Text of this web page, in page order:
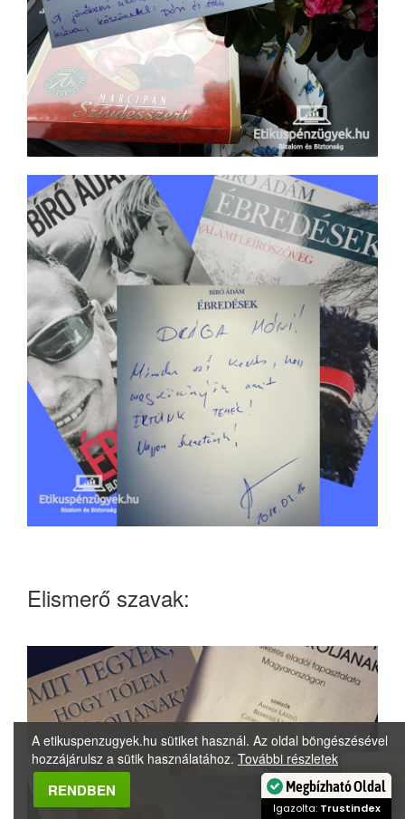
Elismerő szavak:
A etikuspenzugyek.hu sütiket használ. Az oldal böngészésével
hozzájárulsz a sütik használatához. További részletek
RENDBEN Megbízható Oldal
Igazolta: Trustindex